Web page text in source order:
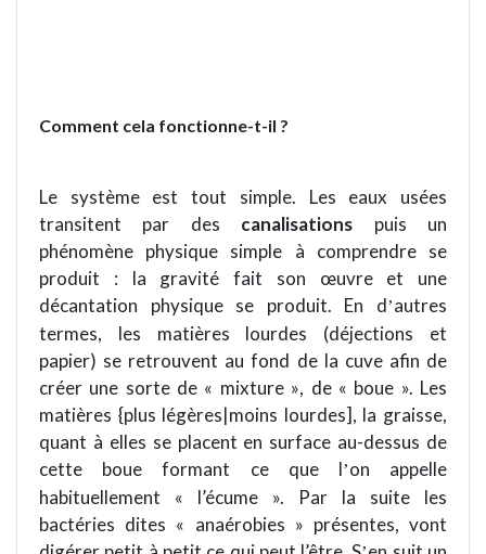
Comment cela fonctionne-t-il ?
Le système est tout simple. Les eaux usées
transitent par des canalisations puis un
phénomène physique simple à comprendre se
produit : la gravité fait son œuvre et une
décantation physique se produit. En d’autres
termes, les matières lourdes (déjections et
papier) se retrouvent au fond de la cuve afin de
créer une sorte de « mixture», de « boue ». Les
matières {plus légères|moins lourdes], la graisse,
quant à elles se placent en surface au-dessus de
cette boue formant ce que l’on appelle
habituellement « l’écume ». Par la suite les
bactéries dites « anaérobies » présentes, vont